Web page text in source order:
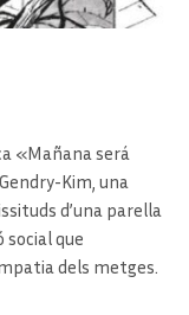
«Mañana será
Kim, una
d’una parella
que
dels metges.